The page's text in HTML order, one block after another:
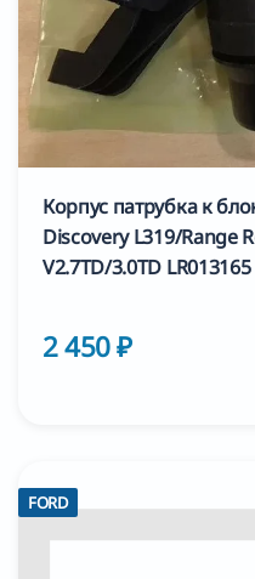
Корпус патрубка к
Discovery L319/Range
V2.7TD/3.0TD LR013165
2 450 ₽
FORD